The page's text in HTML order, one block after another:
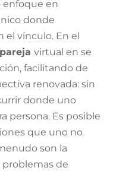
en
donde
el vínculo. En el
virtual en se
facilitando de
renovada: sin
donde uno
persona. Es posible
que uno no
son la
problemas de